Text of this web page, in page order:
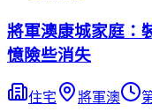
將軍澳康城家庭：
憶險些消失
住宅 將軍澳